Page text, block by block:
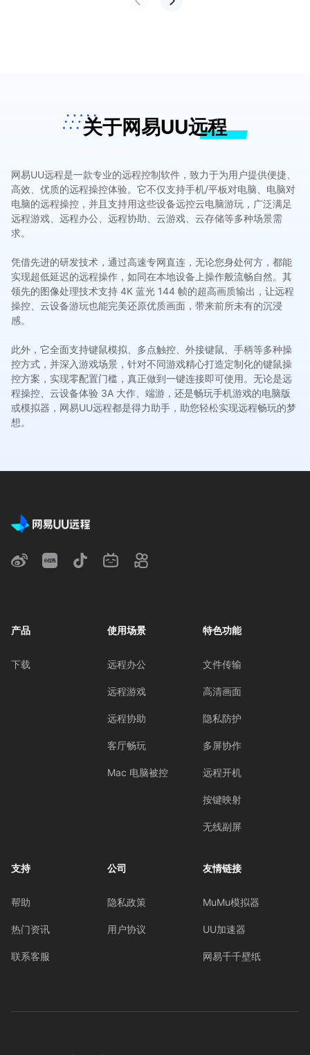
关于网易UU远程
网易UU远程是一款专业的远程控制软件，致力于为用户提供便捷、
高效、优质的远程操控体验。它不仅支持手机/平板对电脑、电脑对
电脑的远程操控，并且支持用这些设备远控云电脑游玩，广泛满足
远程游戏、远程办公、远程协助、云游戏、云存储等多种场景需
求。
凭借先进的研发技术，通过高速专网直连，无论您身处何方，都能
实现超低延迟的远程操作，如同在本地设备上操作般流畅自然。其
领先的图像处理技术支持 4K 蓝光 144 帧的超高画质输出，让远程
操控、云设备游玩也能完美还原优质画面，带来前所未有的沉浸
感。
此外，它全面支持键鼠模拟、多点触控、外接键鼠、手柄等多种操
控方式，并深入游戏场景，针对不同游戏精心打造定制化的键鼠操
控方案，实现零配置门槛，真正做到一键连接即可使用。无论是远
程操控、云设备体验 3A 大作、端游，还是畅玩手机游戏的电脑版
或模拟器，网易UU远程都是得力助手，助您轻松实现远程畅玩的梦
想。
产品
下载
使用场景
远程办公
远程游戏
远程协助
客厅畅玩
Mac 电脑被控
特色功能
文件传输
高清画面
隐私防护
多屏协作
远程开机
按键映射
无线副屏
支持
帮助
热门资讯
联系客服
公司
隐私政策
用户协议
友情链接
MuMu模拟器
UU加速器
网易千千壁纸